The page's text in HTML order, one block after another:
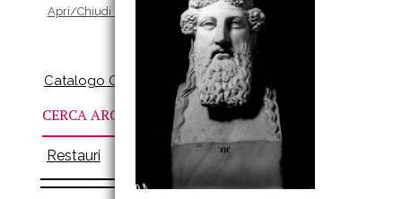
Apri/Chiudi scheda Allegati
Catalogo Online
CERCA ARCHIVI
Restauri